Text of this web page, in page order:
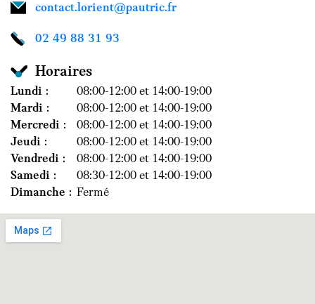
contact.lorient@pautric.fr
02 49 88 31 93
Horaires
Lundi :
08:00-12:00 et 14:00-19:00
Mardi :
08:00-12:00 et 14:00-19:00
Mercredi :
08:00-12:00 et 14:00-19:00
Jeudi :
08:00-12:00 et 14:00-19:00
Vendredi :
08:00-12:00 et 14:00-19:00
Samedi :
08:30-12:00 et 14:00-19:00
Dimanche : Fermé